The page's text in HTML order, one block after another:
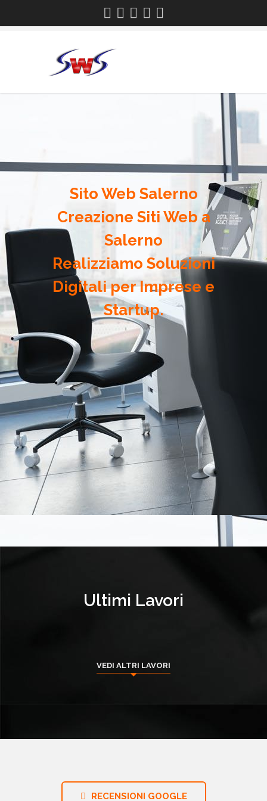
Sito Web Salerno
Creazione Siti Web a
Salerno
Realizziamo Soluzioni
Digitali per Imprese e
Startup.
Ultimi Lavori
VEDI ALTRI LAVORI
RECENSIONI GOOGLE